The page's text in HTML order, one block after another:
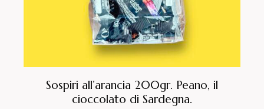
Sospiri all’arancia 200gr. Peano, il
cioccolato di Sardegna.